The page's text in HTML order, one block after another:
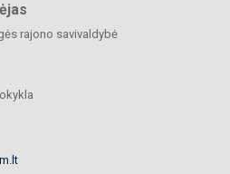
rajono savivaldybė